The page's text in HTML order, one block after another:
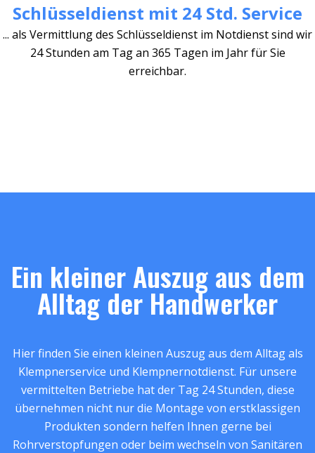
Schlüsseldienst mit 24 Std. Service
... als Vermittlung des Schlüsseldienst im Notdienst sind wir
24 Stunden am Tag an 365 Tagen im Jahr für Sie
erreichbar.
Ein kleiner Auszug aus dem
Alltag der Handwerker
Hier finden Sie einen kleinen Auszug aus dem Alltag als
Klempnerservice und Klempnernotdienst. Für unsere
vermittelten Betriebe hat der Tag 24 Stunden, diese
übernehmen nicht nur die Montage von erstklassigen
Produkten sondern helfen Ihnen gerne bei
Rohrverstopfungen oder beim wechseln von Sanitären